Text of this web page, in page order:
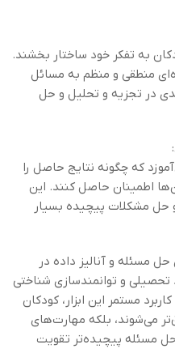
به تفکر خود ساختار بخشند.
منطقی و منظم به مسائل
در تجزیه و تحلیل و حل
که چگونه نتایج حاصل را
اطمینان حاصل کنند. این
و حل مشکلات پیچیده بسیار
مسئله و آنالیز داده در
تحصیلی و توانمندسازی شناختی
مستمر این ابزار، کودکان
می‌شوند، بلکه مهارت‌های
مسئله پیچیده‌تر تقویت